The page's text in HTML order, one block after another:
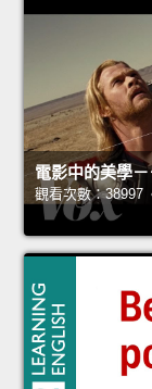
電影中的美學
觀看次數：38997